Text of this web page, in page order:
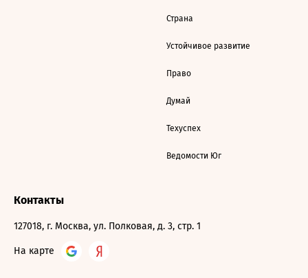
Страна
Устойчивое развитие
Право
Думай
Техуспех
Ведомости Юг
Контакты
127018, г. Москва, ул. Полковая, д. 3, стр. 1
На карте